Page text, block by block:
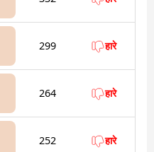
299 हारे
264 हारे
252 हारे